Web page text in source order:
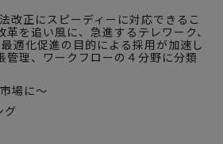
改正にスピーディーに対応できるこ
を追い風に、急進するテレワーク、
適化促進の目的による採用が加速し
管理、ワークフローの４分野に分類
場に～
グ